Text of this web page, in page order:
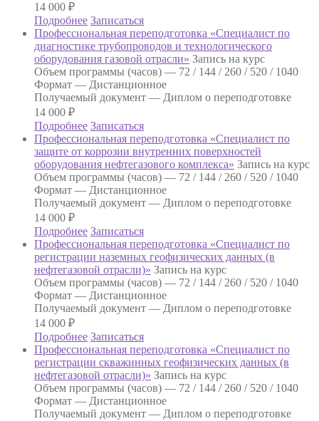
14 000 ₽
Подробнее Записаться
Профессиональная переподготовка «Специалист по
диагностике трубопроводов и технологического
оборудования газовой отрасли» Запись на курс
Объем программы (часов) — 72 / 144 / 260 / 520 / 1040
Формат — Дистанционное
Получаемый документ — Диплом о переподготовке
14 000 ₽
Подробнее Записаться
Профессиональная переподготовка «Специалист по
защите от коррозии внутренних поверхностей
оборудования нефтегазового комплекса» Запись на курс
Объем программы (часов) — 72 / 144 / 260 / 520 / 1040
Формат — Дистанционное
Получаемый документ — Диплом о переподготовке
14 000 ₽
Подробнее Записаться
Профессиональная переподготовка «Специалист по
регистрации наземных геофизических данных (в
нефтегазовой отрасли)» Запись на курс
Объем программы (часов) — 72 / 144 / 260 / 520 / 1040
Формат — Дистанционное
Получаемый документ — Диплом о переподготовке
14 000 ₽
Подробнее Записаться
Профессиональная переподготовка «Специалист по
регистрации скважинных геофизических данных (в
нефтегазовой отрасли)» Запись на курс
Объем программы (часов) — 72 / 144 / 260 / 520 / 1040
Формат — Дистанционное
Получаемый документ — Диплом о переподготовке